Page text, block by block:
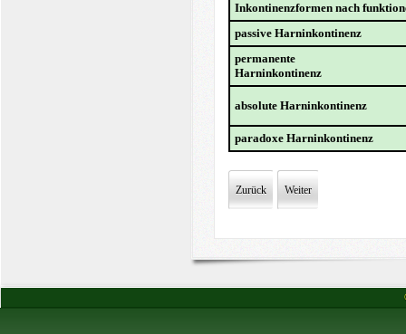
Inkontinenzformen nach
passive Harninkontinenz
permanente
Harninkontinenz
absolute Harninkontinenz
paradoxe Harninkontinenz
Zurück Weiter